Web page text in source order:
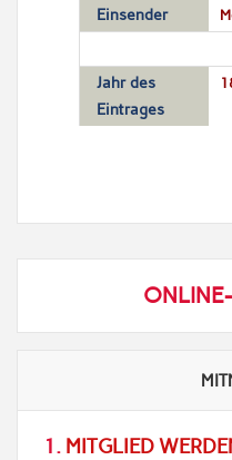
Einsender
Jahr des
Eintrages
1. MITGLIED